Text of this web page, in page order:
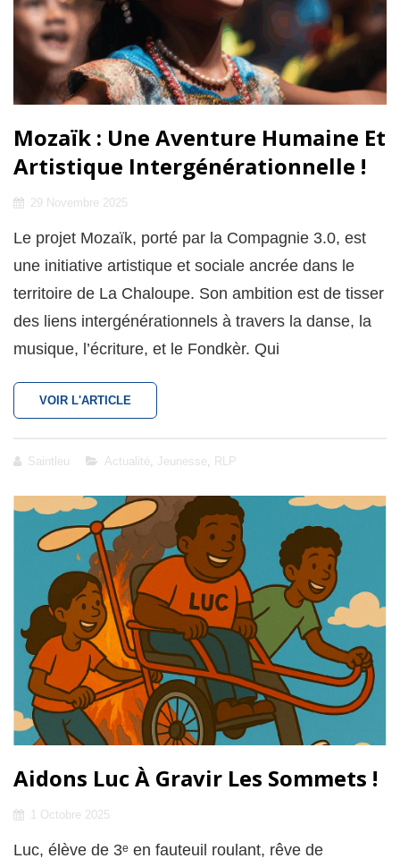
Mozaïk : Une Aventure Humaine Et
Artistique Intergénérationnelle !
Posted
29 Novembre 2025
Le projet Mozaïk, porté par la Compagnie 3.0, est
une initiative artistique et sociale ancrée dans le
territoire de La Chaloupe. Son ambition est de tisser
des liens intergénérationnels à travers la danse, la
musique, l’écriture, et le Fondkèr. Qui
VOIR L'ARTICLE
:
HUMAINE
ARTISTIQUE
INTERGÉNÉRATIONNELLE
Saintleu
Cat
Actualité, Jeunesse, RLP
Aidons Luc À Gravir Les Sommets !
Posted
1 Octobre 2025
Luc, élève de 3ᵉ en fauteuil roulant, rêve de